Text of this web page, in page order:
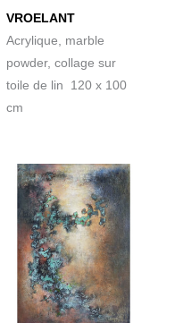
VROELANT
Acrylique, marble
powder, collage sur
toile de lin 120 x 100
cm